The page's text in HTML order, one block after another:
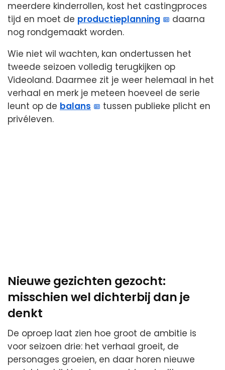
meerdere kinderrollen, kost het castingproces
tijd en moet de productieplanning
daarna
nog rondgemaakt worden.
Wie niet wil wachten, kan ondertussen het
tweede seizoen volledig terugkijken op
Videoland. Daarmee zit je weer helemaal in het
verhaal en merk je meteen hoeveel de serie
leunt op de balans
tussen publieke plicht en
privéleven.
Nieuwe gezichten gezocht:
misschien wel dichterbij dan je
denkt
De oproep laat zien hoe groot de ambitie is
voor seizoen drie: het verhaal groeit, de
personages groeien, en daar horen nieuwe